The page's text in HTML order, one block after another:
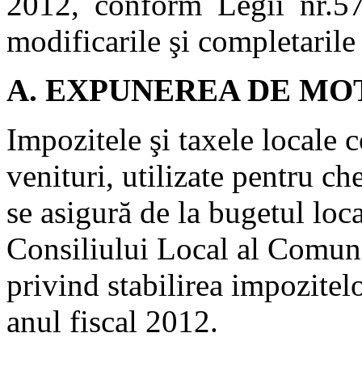
modificarile şi
A. EXPUNEREA DE
Impozitele şi taxele locale
venituri, utilizate pentru
se asigură de la bugetul
Consiliului Local al
privind stabilirea
anul fiscal 2012.